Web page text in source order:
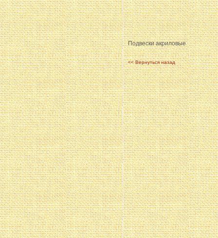
Подвески акриловые
<< Вернуться назад